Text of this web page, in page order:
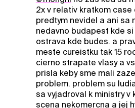
2x v relativ kratkom case
predtym nevidel a ani sa
nedavno budapest kde
ostrava kde budes. a
meste cureistku tak 15
cierno strapate vlasy a
prisla keby sme mali
problem. problem su
sa vyjadroval k ministry v
scena nekomercna a jej